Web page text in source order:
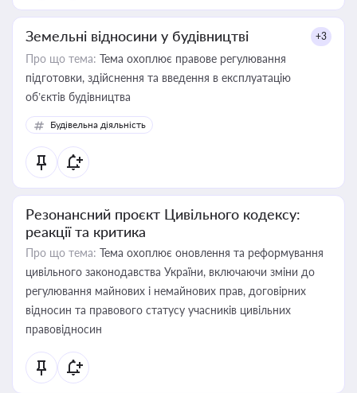
Земельні відносини у будівництві +3
Про що тема: Тема охоплює правове регулювання
підготовки, здійснення та введення в експлуатацію
об’єктів будівництва
Будівельна діяльність
Резонансний проєкт Цивільного кодексу:
реакції та критика
Про що тема: Тема охоплює оновлення та реформування
цивільного законодавства України, включаючи зміни до
регулювання майнових і немайнових прав, договірних
відносин та правового статусу учасників цивільних
правовідносин